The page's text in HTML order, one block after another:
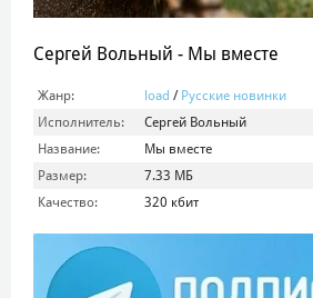
Сергей Вольный - Мы вместе
Жанр: load / Русские новинки
Исполнитель:
Сергей Вольный
Название:
Мы вместе
Размер:
7.33 МБ
Качество:
320 кбит